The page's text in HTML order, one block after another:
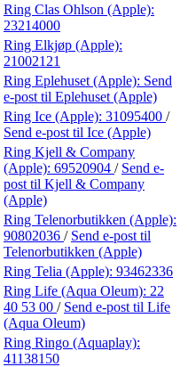
Ring Clas Ohlson (Apple):
23214000
Ring Elkjøp (Apple):
21002121
Ring Eplehuset (Apple): Send
e-post til Eplehuset (Apple)
Ring Ice (Apple): 31095400 /
Send e-post til Ice (Apple)
Ring Kjell & Company
(Apple): 69520904 / Send e-
post til Kjell & Company
(Apple)
Ring Telenorbutikken (Apple):
90802036 / Send e-post til
Telenorbutikken (Apple)
Ring Telia (Apple): 93462336
Ring Life (Aqua Oleum): 22
40 53 00 / Send e-post til Life
(Aqua Oleum)
Ring Ringo (Aquaplay):
41138150